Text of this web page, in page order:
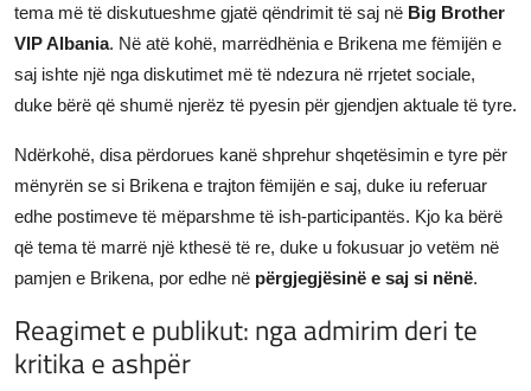
tema më të diskutueshme gjatë qëndrimit të saj në Big Brother
VIP Albania. Në atë kohë, marrëdhënia e Brikena me fëmijën e
saj ishte një nga diskutimet më të ndezura në rrjetet sociale,
duke bërë që shumë njerëz të pyesin për gjendjen aktuale të tyre.
Ndërkohë, disa përdorues kanë shprehur shqetësimin e tyre për
mënyrën se si Brikena e trajton fëmijën e saj, duke iu referuar
edhe postimeve të mëparshme të ish-participantës. Kjo ka bërë
që tema të marrë një kthesë të re, duke u fokusuar jo vetëm në
pamjen e Brikena, por edhe në përgjegjësinë e saj si nënë.
Reagimet e publikut: nga admirim deri te
kritika e ashpër